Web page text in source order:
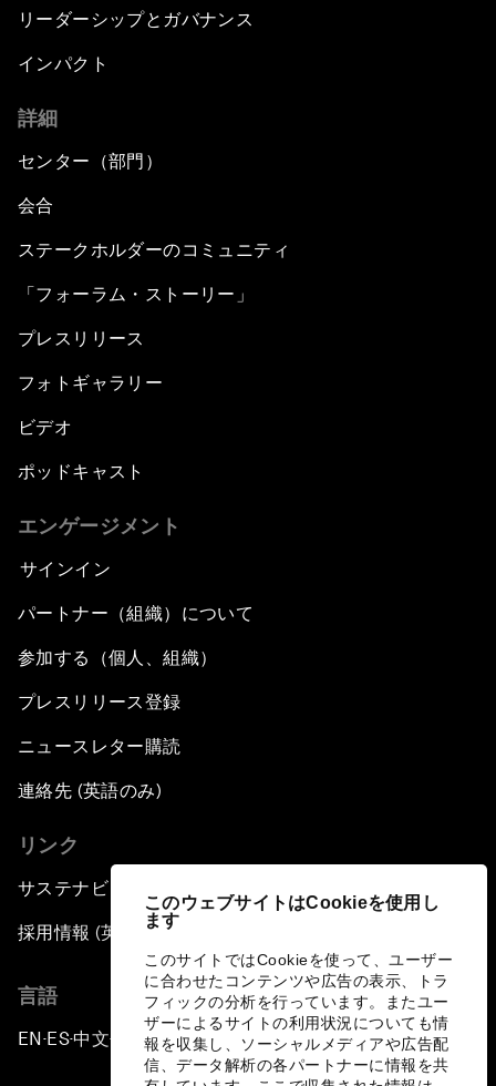
このウェブサイトはCookieを使用し
ます
このサイトではCookieを使って、ユーザー
に合わせたコンテンツや広告の表示、トラ
フィックの分析を行っています。またユー
ザーによるサイトの利用状況についても情
報を収集し、ソーシャルメディアや広告配
信、データ解析の各パートナーに情報を共
リーダーシップとガバナンス
インパクト
詳細
センター（部門）
会合
ステークホルダーのコミュニティ
「フォーラム・ストーリー」
プレスリリース
フォトギャラリー
ビデオ
ポッドキャスト
エンゲージメント
サインイン
パートナー（組織）について
参加する（個人、組織）
プレスリリース登録
ニュースレター購読
連絡先 (英語のみ)
リンク
サステナビリティへの取り組み
採用情報 (英語のみ)
言語
EN ▪ES▪中文▪ 日本語